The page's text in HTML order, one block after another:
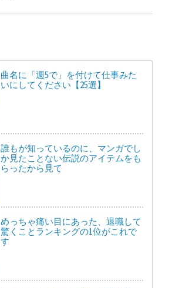
曲名に「週5で」を付けて仕事みた
いにしてください【25選】
誰もが知っているのに、マンガでし
か見たことない伝説のアイテムをも
らったから見て
めっちゃ痛い目にあった、退職して
驚くことランキングの1位がこれで
す